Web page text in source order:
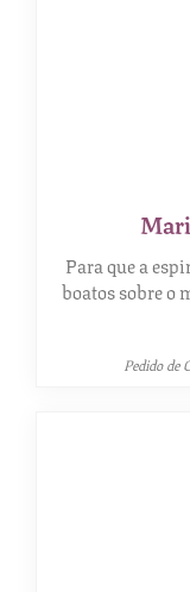
Para que a
boatos sobre o
Pedido de